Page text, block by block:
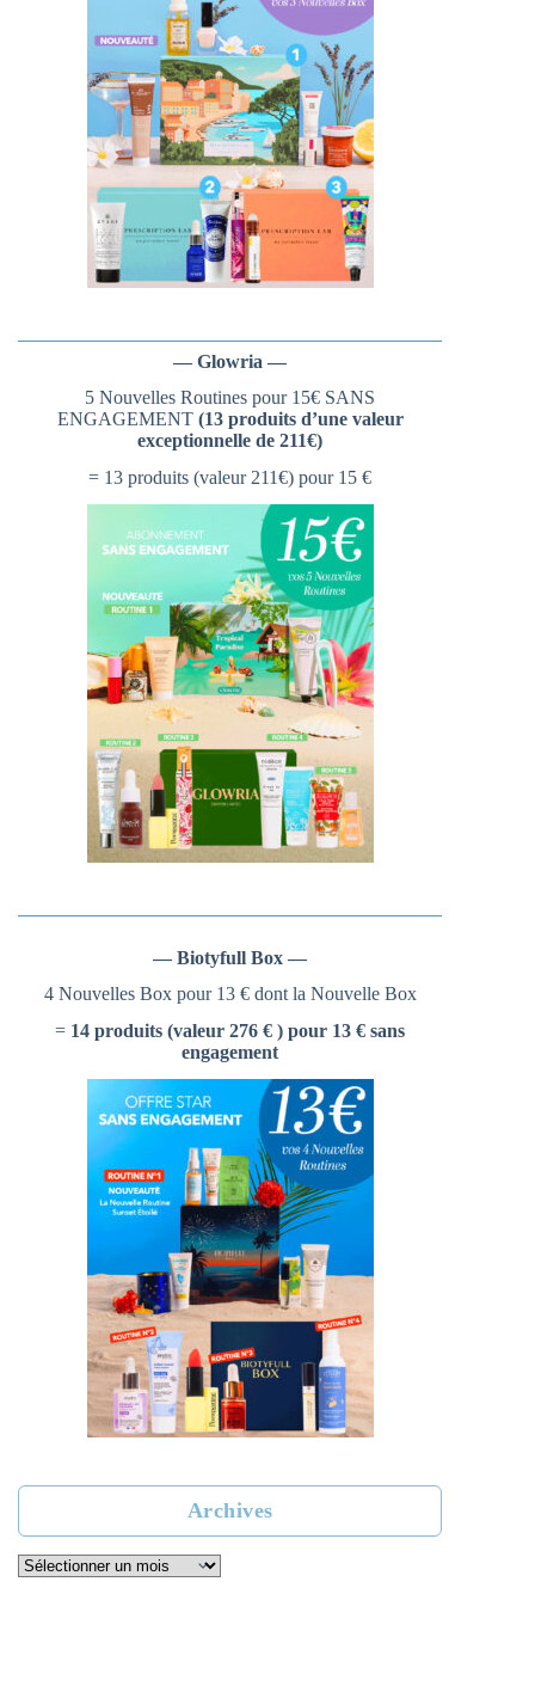
— Glowria —
5 Nouvelles Routines pour 15€ SANS
ENGAGEMENT (13 produits d’une valeur
exceptionnelle de 211€)
= 13 produits (valeur 211€) pour 15 €
— Biotyfull Box —
4 Nouvelles Box pour 13 € dont la Nouvelle Box
= 14 produits (valeur 276 € ) pour 13 € sans
engagement
Archives
Archives